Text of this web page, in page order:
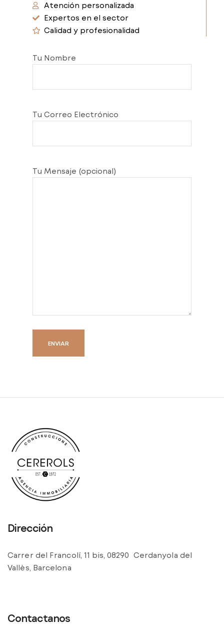
Atención personalizada
Expertos en el sector
Calidad y profesionalidad
Tu Nombre
Tu Correo Electrónico
Tu Mensaje (opcional)
Dirección
Carrer del Francolí, 11 bis, 08290 Cerdanyola del
Vallès, Barcelona
Contactanos